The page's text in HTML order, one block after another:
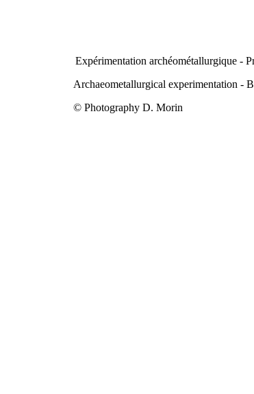
Expérimentation archéométallurgique -
Archaeometallurgical experimentation -
© Photography D. Morin